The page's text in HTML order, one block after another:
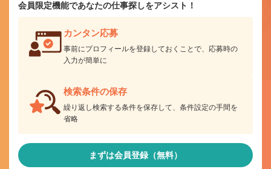
会員限定機能であなたの仕事探しをアシスト！
カンタン応募
事前にプロフィールを登録しておくことで、応募時の
入力が簡単に
検索条件の保存
繰り返し検索する条件を保存して、条件設定の手間を
省略
まずは会員登録（無料）